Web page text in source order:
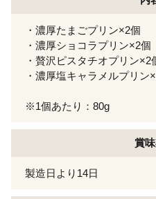
・濃厚たまごプリン×2個
・濃厚ショコラプリン×2個
・贅沢ピスタチオプリン×2
・濃厚塩キャラメルプリン
※1個あたり：80g
賞
製造日より14日